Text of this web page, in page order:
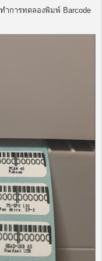
ำการทดลองพิมพ์ Barcode